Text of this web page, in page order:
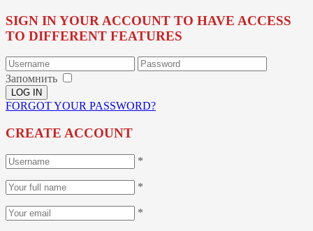
SIGN IN YOUR ACCOUNT TO HAVE ACCESS
TO DIFFERENT FEATURES
Запомнить
FORGOT YOUR PASSWORD?
CREATE ACCOUNT
*
*
*